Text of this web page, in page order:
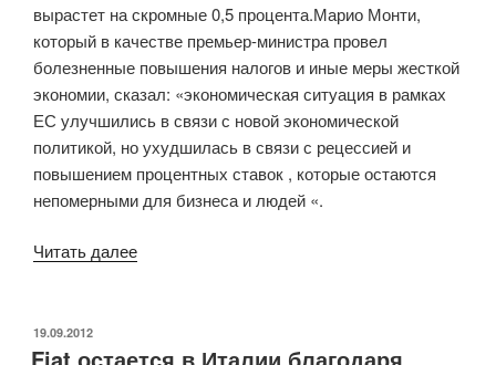
вырастет на скромные 0,5 процента.Марио Монти,
который в качестве премьер-министра провел
болезненные повышения налогов и иные меры жесткой
экономии, сказал: «экономическая ситуация в рамках
ЕС улучшились в связи с новой экономической
политикой, но ухудшилась в связи с рецессией и
повышением процентных ставок , которые остаются
непомерными для бизнеса и людей «.
Читать далее
роста»
ОПУБЛИКОВАНО
19.09.2012
Fiat остается в Италии благодаря